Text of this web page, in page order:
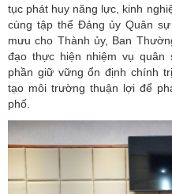
tục phát huy năng lực, kinh
cùng tập thể Đảng ủy Quân
mưu cho Thành ủy, Ban
đạo thực hiện nhiệm vụ quân
phần giữ vững ổn định chính
tạo môi trường thuận lợi để
phố.